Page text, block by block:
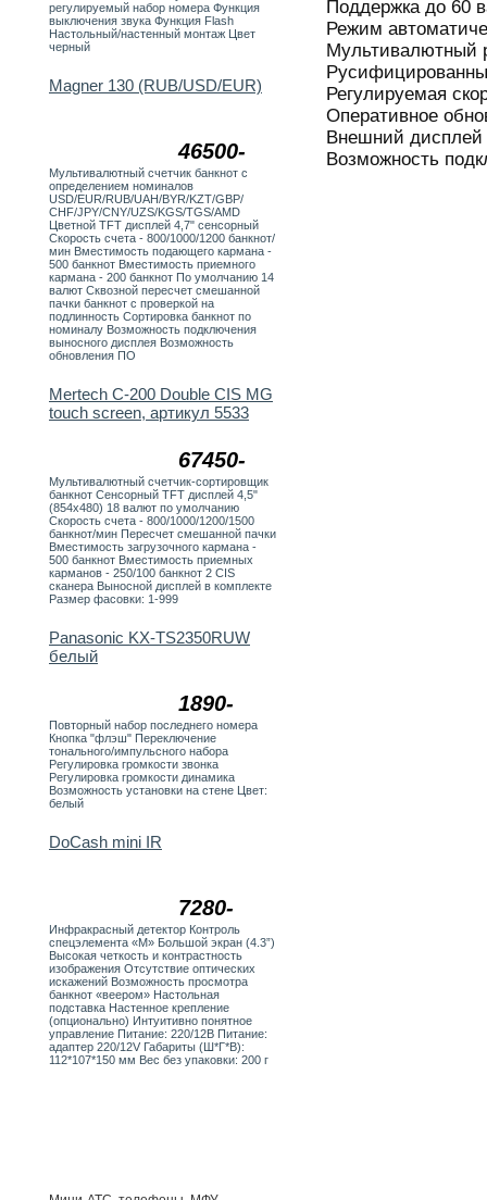
регулируемый набор номера Функция
выключения звука Функция Flash
Настольный/настенный монтаж Цвет
черный
46500-
Magner 130 (RUB/USD/EUR)
Мультивалютный счетчик банкнот с
определением номиналов
USD/EUR/RUB/UAH/BYR/KZT/GBP/
CHF/JPY/CNY/UZS/KGS/TGS/AMD
Цветной TFT дисплей 4,7" сенсорный
Скорость счета - 800/1000/1200 банкнот/
мин Вместимость подающего кармана -
500 банкнот Вместимость приемного
кармана - 200 банкнот По умолчанию 14
валют Сквозной пересчет смешанной
пачки банкнот с проверкой на
подлинность Сортировка банкнот по
номиналу Возможность подключения
выносного дисплея Возможность
обновления ПО
67450-
Mertech C-200 Double CIS MG
touch screen, артикул 5533
Мультивалютный счетчик-сортировщик
банкнот Сенсорный TFT дисплей 4,5"
(854х480) 18 валют по умолчанию
Скорость счета - 800/1000/1200/1500
банкнот/мин Пересчет смешанной пачки
Вместимость загрузочного кармана -
500 банкнот Вместимость приемных
карманов - 250/100 банкнот 2 CIS
сканера Выносной дисплей в комплекте
Размер фасовки: 1-999
1890-
Panasonic KX-TS2350RUW
белый
Повторный набор последнего номера
Кнопка "флэш" Переключение
тонального/импульсного набора
Регулировка громкости звонка
Регулировка громкости динамика
Возможность установки на стене Цвет:
белый
7280-
DoCash mini IR
Инфракрасный детектор Контроль
спецэлемента «М» Большой экран (4.3”)
Высокая четкость и контрастность
изображения Отсутствие оптических
искажений Возможность просмотра
банкнот «веером» Настольная
подставка Настенное крепление
(опционально) Интуитивно понятное
управление Питание: 220/12В Питание:
адаптер 220/12V Габариты (Ш*Г*В):
112*107*150 мм Вес без упаковки: 200 г
Поддержка до 60
Режим
Мультивалютный
Регулируемая
Оперативное
Внешний дисплей
Возможность